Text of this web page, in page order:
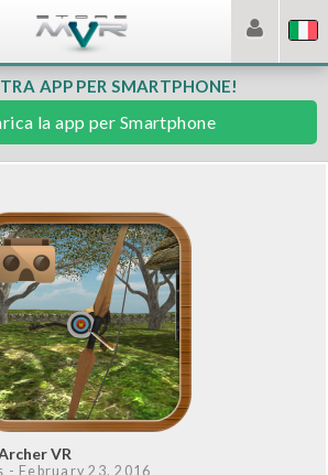
APP PER SMARTPHONE!
la app per Smartphone
VR
- February 23, 2016